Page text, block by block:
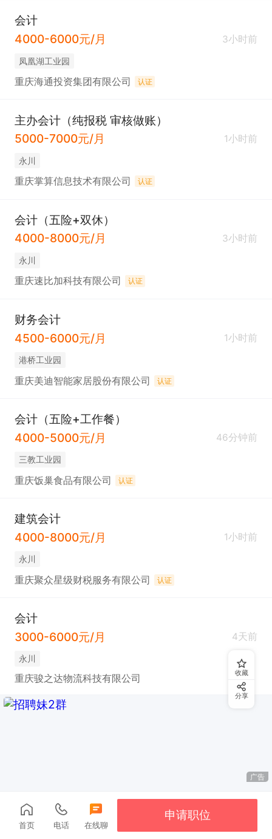
会计
4000-6000元/月
3小时前
凤凰湖工业园
重庆海通投资集团有限公司 认证
主办会计（纯报税 审核做账）
5000-7000元/月
1小时前
永川
重庆掌算信息技术有限公司 认证
会计（五险+双休）
4000-8000元/月
3小时前
永川
重庆速比加科技有限公司 认证
财务会计
4500-6000元/月
1小时前
港桥工业园
重庆美迪智能家居股份有限公司 认证
会计（五险+工作餐）
4000-5000元/月
46分钟前
三教工业园
重庆饭巢食品有限公司 认证
建筑会计
4000-8000元/月
1小时前
永川
重庆聚众星级财税服务有限公司 认证
会计
3000-6000元/月
4天前
永川
重庆骏之达物流科技有限公司
广告
收藏
分享
首页 电话 在线聊
申请职位